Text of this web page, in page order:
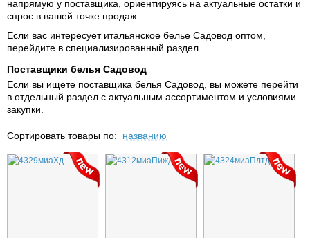
напрямую у поставщика, ориентируясь на актуальные остатки и
спрос в вашей точке продаж.
Если вас интересует итальянское белье Садовод оптом,
перейдите в специализированный раздел.
Поставщики белья Садовод
Если вы ищете поставщика белья Садовод, вы можете перейти
в отдельный раздел с актуальным ассортиментом и условиями
закупки.
Сортировать товары по: названию